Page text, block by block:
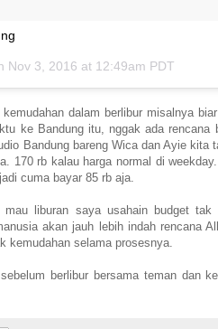
Nov 3, 2016 at 12:49am PDT
dalam berlibur misalnya
ke Bandung itu, nggak ada rencana
Bandung bareng Wica dan Ayie kita
170 rb kalau harga normal di
cuma bayar 85 rb aja.
liburan saya usahain budget tak
akan jauh lebih indah rencana
kemudahan selama prosesnya.
berlibur bersama teman dan